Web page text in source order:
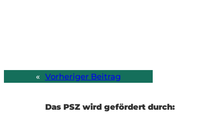
« Vorheriger Beitrag
Das PSZ wird gefördert durch: